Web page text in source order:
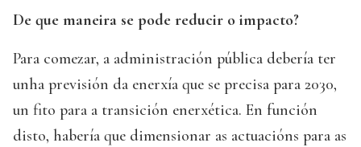
De que maneira se pode reducir o impacto?
Para comezar, a administración pública debería ter
unha previsión da enerxía que se precisa para 2030,
un fito para a transición enerxética. En función
disto, habería que dimensionar as actuacións para as